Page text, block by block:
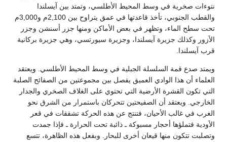
نتوءات صخرية في وسط المحيط الأطلسي، وتمتد بين آيسلندا
والقطب الجنوبي، تأخذ قاعدتها في عمق يتراوح بين 2,100م و3,000م
تحت سطح الماء، وتظهر في بعض الأماكن ومنها جزر أسنشن وجزر
الأزور وكذلك جزيرة آيسلندا، وجزيرة سيورتسي، وهي جزيرة بركانية
قرب آيسلندا.
ويمتد صدع قمة السلسلة الجبلية في وسط المحيط الأطلسي. ويعتقد
العلماء أن هذا الوادي العميق يفصل بين مجموعتين من الصفائح الصلبة
التي تكون القشرة الأرضية التي تحتوي على الغلاف الصخري والجدار
الخارجي. ويعتقد أن الصفيحتين تتحركان باستمرار من الشرق نحو
الغرب في غالب الأحيان، فتنتج عن هذه الحركة تشققات في قعر
الأودية فتملؤها أحجار مسبوكة ـ ذائبة تحت الحرارة ـ فإذا جمدت
وتصلبت تتكون منها قيعان أخرى للبحار. وبفعل هذه الظاهرة، تتسع